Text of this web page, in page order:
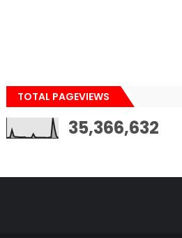
TOTAL PAGEVIEWS
35,366,632